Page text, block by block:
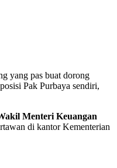
yang pas buat dorong
Pak Purbaya sendiri,
Menteri Keuangan
di kantor Kementerian